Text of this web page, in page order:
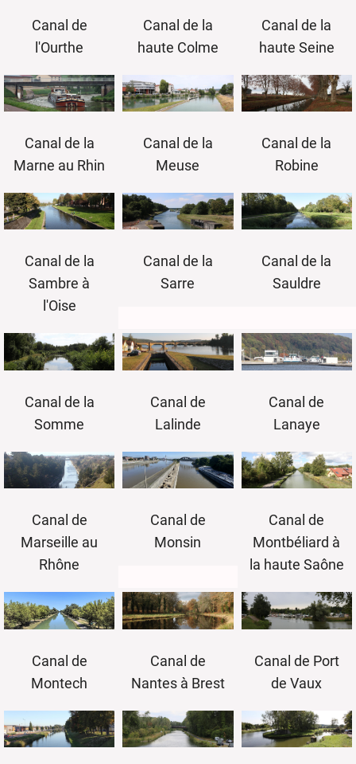
Canal de
l'Ourthe
Canal de la
haute Colme
Canal de la
haute Seine
Canal de la
Marne au Rhin
Canal de la
Meuse
Canal de la
Robine
Canal de la
Sambre à
l'Oise
Canal de la
Sarre
Canal de la
Sauldre
Canal de la
Somme
Canal de
Lalinde
Canal de
Lanaye
Canal de
Marseille au
Rhône
Canal de
Monsin
Canal de
Montbéliard à
la haute Saône
Canal de
Montech
Canal de
Nantes à Brest
Canal de Port
de Vaux